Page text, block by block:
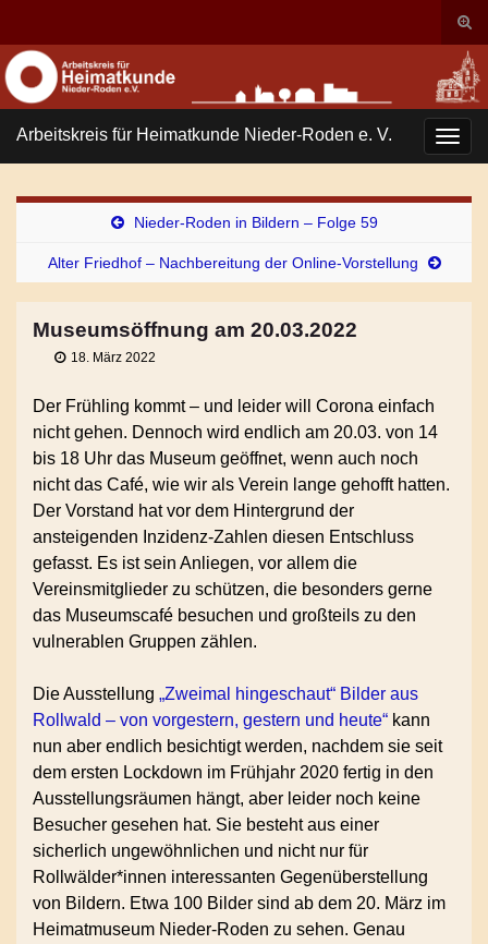
Search for:
Arbeitskreis für Heimatkunde Nieder-Roden e. V.
Nieder-Roden in Bildern – Folge 59
Alter Friedhof – Nachbereitung der Online-Vorstellung
Museumsöffnung am 20.03.2022
18. März 2022
Der Frühling kommt – und leider will Corona einfach
nicht gehen. Dennoch wird endlich am 20.03. von 14
bis 18 Uhr das Museum geöffnet, wenn auch noch
nicht das Café, wie wir als Verein lange gehofft hatten.
Der Vorstand hat vor dem Hintergrund der
ansteigenden Inzidenz-Zahlen diesen Entschluss
gefasst. Es ist sein Anliegen, vor allem die
Vereinsmitglieder zu schützen, die besonders gerne
das Museumscafé besuchen und großteils zu den
vulnerablen Gruppen zählen.
Die Ausstellung „Zweimal hingeschaut“ Bilder aus
Rollwald – von vorgestern, gestern und heute“ kann
nun aber endlich besichtigt werden, nachdem sie seit
dem ersten Lockdown im Frühjahr 2020 fertig in den
Ausstellungsräumen hängt, aber leider noch keine
Besucher gesehen hat. Sie besteht aus einer
sicherlich ungewöhnlichen und nicht nur für
Rollwälder*innen interessanten Gegenüberstellung
von Bildern. Etwa 100 Bilder sind ab dem 20. März im
Heimatmuseum Nieder-Roden zu sehen. Genau